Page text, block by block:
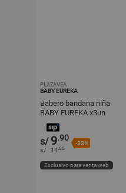
PLAZAVEA
BABY EUREKA
Babero bandana niña
BABY EUREKA x3un
s/ 9.90
-33%
s/ 14.90
Exclusivo para venta web